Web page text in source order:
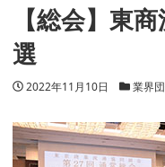
【総会】東
選
投稿日
2022年11月10日 カテゴリ
業界